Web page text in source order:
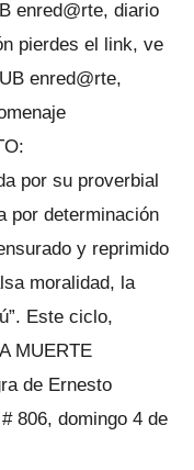
enred@rte, diario
pierdes el link, ve
enred@rte,
por su proverbial
por determinación
y reprimido
moralidad, la
Este ciclo,
MUERTE
de Ernesto
806, domingo 4 de